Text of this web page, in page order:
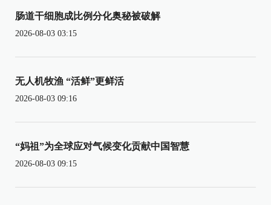
肠道干细胞成比例分化奥秘被破解
2026-08-03 03:15
无人机牧渔 “活鲜”更鲜活
2026-08-03 09:16
“妈祖”为全球应对气候变化贡献中国智慧
2026-08-03 09:15